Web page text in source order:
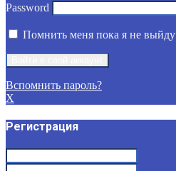
Password
Помнить меня пока я не выйду
Вспомнить пароль?
X
Регистрация